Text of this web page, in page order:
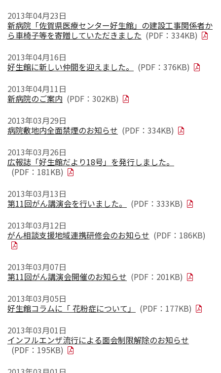
2013年04月23日
新病院「佐賀県医療センター好生館」の建設工事関係者か
ら車椅子等を寄贈していただきました (PDF：334KB)
2013年04月16日
好生館に新しい仲間を迎えました。
(PDF：376KB)
2013年04月11日
新病院のご案内 (PDF：302KB)
2013年03月29日
病院敷地内全面禁煙のお知らせ (PDF：334KB)
2013年03月26日
広報誌「好生館だより18号」を発行しました。
(PDF：181KB)
2013年03月13日
第11回がん講演会を行いました。
(PDF：333KB)
2013年03月12日
がん相談支援地域連携研修会のお知らせ (PDF：186KB)
2013年03月07日
第11回がん講演会開催のお知らせ (PDF：201KB)
2013年03月05日
好生館コラムに「 花粉症について」
(PDF：177KB)
2013年03月01日
インフルエンザ流行による面会制限解除のお知らせ
(PDF：195KB)